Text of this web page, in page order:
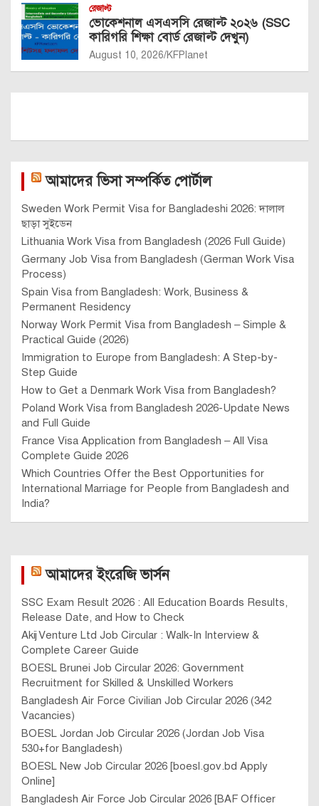
রেজাল্ট
ভোকেশনাল এসএসসি রেজাল্ট ২০২৬ (SSC
কারিগরি শিক্ষা বোর্ড রেজাল্ট দেখুন)
August 10, 2026 KFPlanet
আমাদের ভিসা সম্পর্কিত পোর্টাল
Sweden Work Permit Visa for Bangladeshi 2026: দালাল
ছাড়া সুইডেন
Lithuania Work Visa from Bangladesh (2026 Full Guide)
Germany Job Visa from Bangladesh (German Work Visa
Process)
Spain Visa from Bangladesh: Work, Business &
Permanent Residency
Norway Work Permit Visa from Bangladesh – Simple &
Practical Guide (2026)
Immigration to Europe from Bangladesh: A Step-by-
Step Guide
How to Get a Denmark Work Visa from Bangladesh?
Poland Work Visa from Bangladesh 2026-Update News
and Full Guide
France Visa Application from Bangladesh – All Visa
Complete Guide 2026
Which Countries Offer the Best Opportunities for
International Marriage for People from Bangladesh and
India?
আমাদের ইংরেজি ভার্সন
SSC Exam Result 2026 : All Education Boards Results,
Release Date, and How to Check
Akij Venture Ltd Job Circular : Walk-In Interview &
Complete Career Guide
BOESL Brunei Job Circular 2026: Government
Recruitment for Skilled & Unskilled Workers
Bangladesh Air Force Civilian Job Circular 2026 (342
Vacancies)
BOESL Jordan Job Circular 2026 (Jordan Job Visa
530+for Bangladesh)
BOESL New Job Circular 2026 [boesl.gov.bd Apply
Online]
Bangladesh Air Force Job Circular 2026 [BAF Officer